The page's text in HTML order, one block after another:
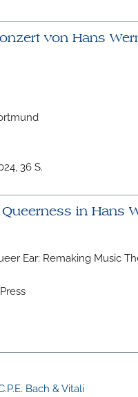
von Hans
36 S.
in Hans
Ear: Remaking Music
Bach & Vitali